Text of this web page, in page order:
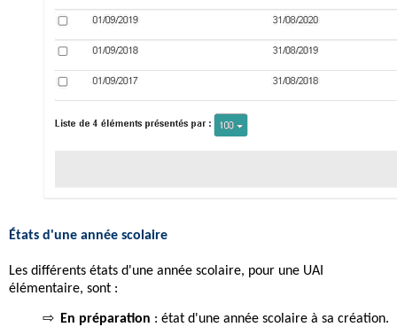
États d'une année scolaire
Les différents états d'une année scolaire, pour une UAI
élémentaire, sont :
⇨ En préparation : état d'une année scolaire à sa création.